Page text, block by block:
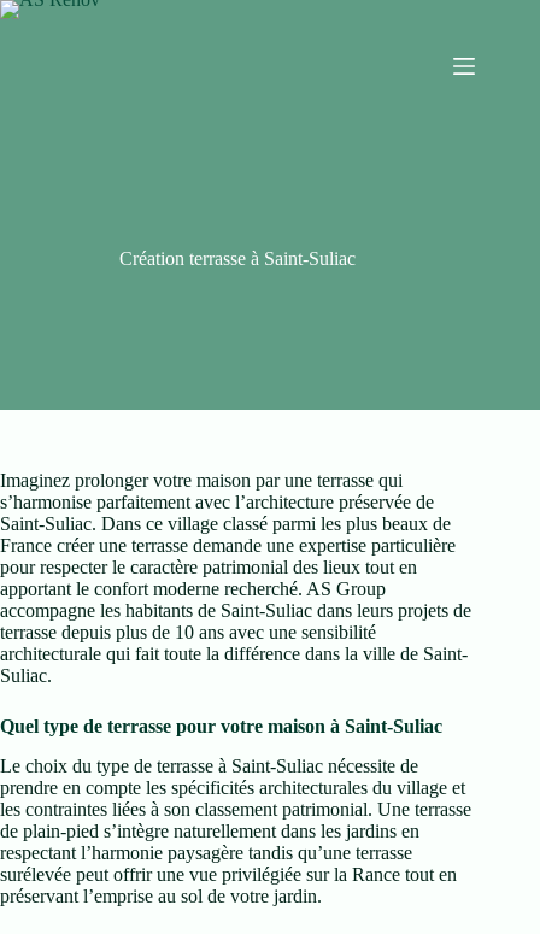
Création terrasse à Saint-Suliac
Imaginez prolonger votre maison par une terrasse qui
s’harmonise parfaitement avec l’architecture préservée de
Saint-Suliac. Dans ce village classé parmi les plus beaux de
France créer une terrasse demande une expertise particulière
pour respecter le caractère patrimonial des lieux tout en
apportant le confort moderne recherché. AS Group
accompagne les habitants de Saint-Suliac dans leurs projets de
terrasse depuis plus de 10 ans avec une sensibilité
architecturale qui fait toute la différence dans la ville de Saint-
Suliac.
Quel type de terrasse pour votre maison à Saint-Suliac
Le choix du type de terrasse à Saint-Suliac nécessite de
prendre en compte les spécificités architecturales du village et
les contraintes liées à son classement patrimonial. Une terrasse
de plain-pied s’intègre naturellement dans les jardins en
respectant l’harmonie paysagère tandis qu’une terrasse
surélevée peut offrir une vue privilégiée sur la Rance tout en
préservant l’emprise au sol de votre jardin.